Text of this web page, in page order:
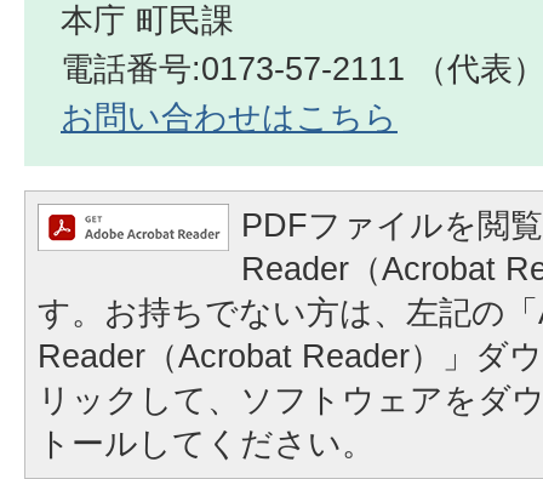
本庁 町民課
電話番号:0173-57-2111 （代表
お問い合わせはこちら
PDFファイルを閲
Reader（Acrobat
す。お持ちでない方は、左記の
Reader（Acrobat Reader）」ダ
リックして、ソフトウェアをダ
トールしてください。